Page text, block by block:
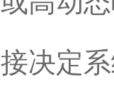
接决定